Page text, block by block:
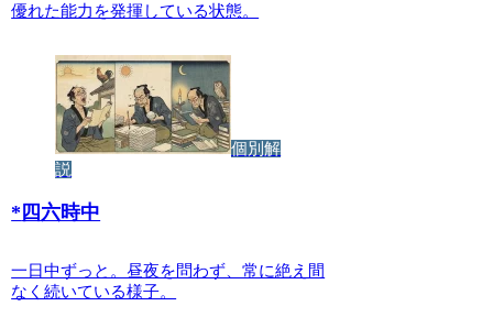
優れた能力を発揮している状態。
個別解
説
* 四六時中
一日中ずっと。昼夜を問わず、常に絶え間
なく続いている様子。